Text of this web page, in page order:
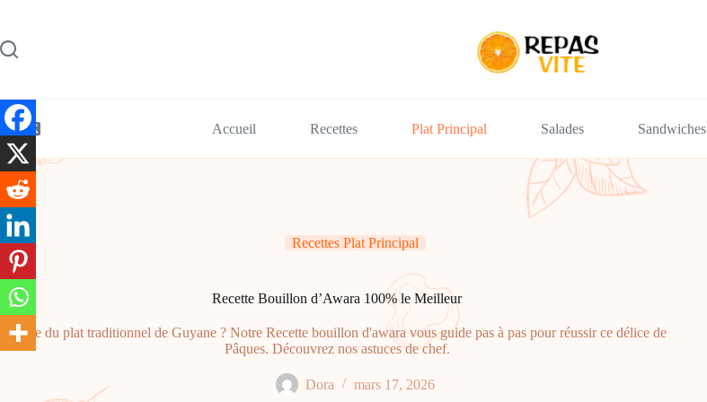
contenu
Accueil Recettes Plat Principal Salades Sandwiches
Recettes Plat Principal
Recette Bouillon d’Awara 100% le Meilleur
Envie du plat traditionnel de Guyane ? Notre Recette bouillon d'awara vous guide pas à pas pour réussir ce délice de
Pâques. Découvrez nos astuces de chef.
Dora mars 17, 2026